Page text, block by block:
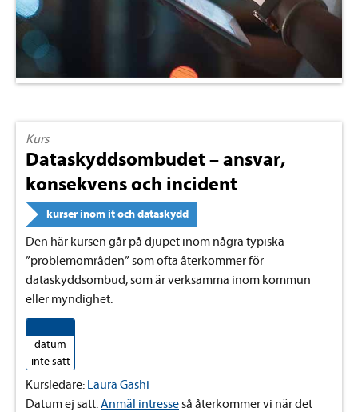
Kurs
Dataskyddsombudet – ansvar,
konsekvens och incident
kurser inom it och dataskydd
Den här kursen går på djupet inom några typiska
”problemområden” som ofta återkommer för
dataskyddsombud, som är verksamma inom kommun
eller myndighet.
datum
inte satt
Kursledare: Laura Gashi
Datum ej satt.Anmäl intresseså återkommer vi när det